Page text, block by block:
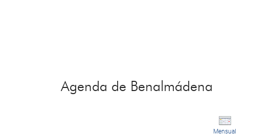
Agenda de Benalmádena
Mensual